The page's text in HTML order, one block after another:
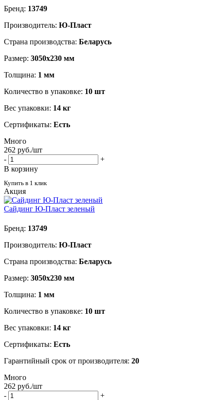
Бренд: 13749
Производитель: Ю-Пласт
Страна производства: Беларусь
Размер: 3050х230 мм
Толщина: 1 мм
Количество в упаковке: 10 шт
Вес упаковки: 14 кг
Сертификаты: Есть
Много
262 руб./шт
-
+
В корзину
Купить в 1 клик
Акция
Сайдинг Ю-Пласт зеленый
Бренд: 13749
Производитель: Ю-Пласт
Страна производства: Беларусь
Размер: 3050х230 мм
Толщина: 1 мм
Количество в упаковке: 10 шт
Вес упаковки: 14 кг
Сертификаты: Есть
Гарантийный срок от производителя: 20
Много
262 руб./шт
-
+